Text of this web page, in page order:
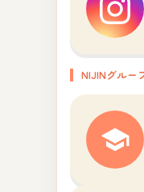
NIJINグルー